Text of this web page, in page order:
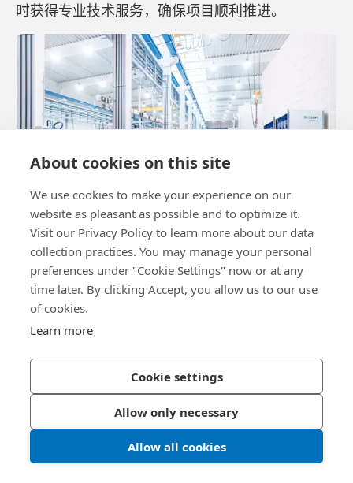
About cookies on this site
We use cookies to make your experience on our
website as pleasant as possible and to optimize it.
Visit our Privacy Policy to learn more about our data
collection practices. You may manage your personal
preferences under "Cookie Settings" now or at any
time later. By clicking Accept, you allow us to our use
of cookies.
Learn more
Cookie settings
Allow only necessary
Allow all cookies
时获得专业技术服务，确保项目顺利推进。
在此发送消息
请填写完整表单。*必填项。
姓*